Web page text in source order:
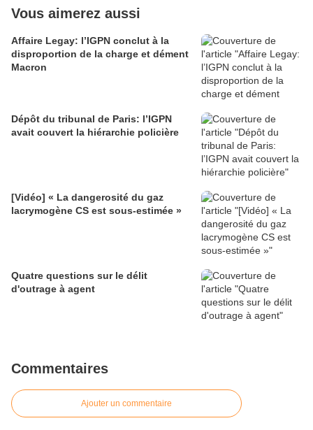
Vous aimerez aussi
Affaire Legay: l’IGPN conclut à la
disproportion de la charge et dément
Macron
Dépôt du tribunal de Paris: l’IGPN
avait couvert la hiérarchie policière
[Vidéo] « La dangerosité du gaz
lacrymogène CS est sous-estimée »
Quatre questions sur le délit
d'outrage à agent
Commentaires
Ajouter un commentaire